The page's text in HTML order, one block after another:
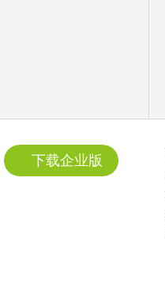
下载企业版